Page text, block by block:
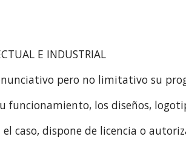
E INDUSTRIAL
pero no limitativo su
funcionamiento, los diseños,
el caso, dispone de licencia o